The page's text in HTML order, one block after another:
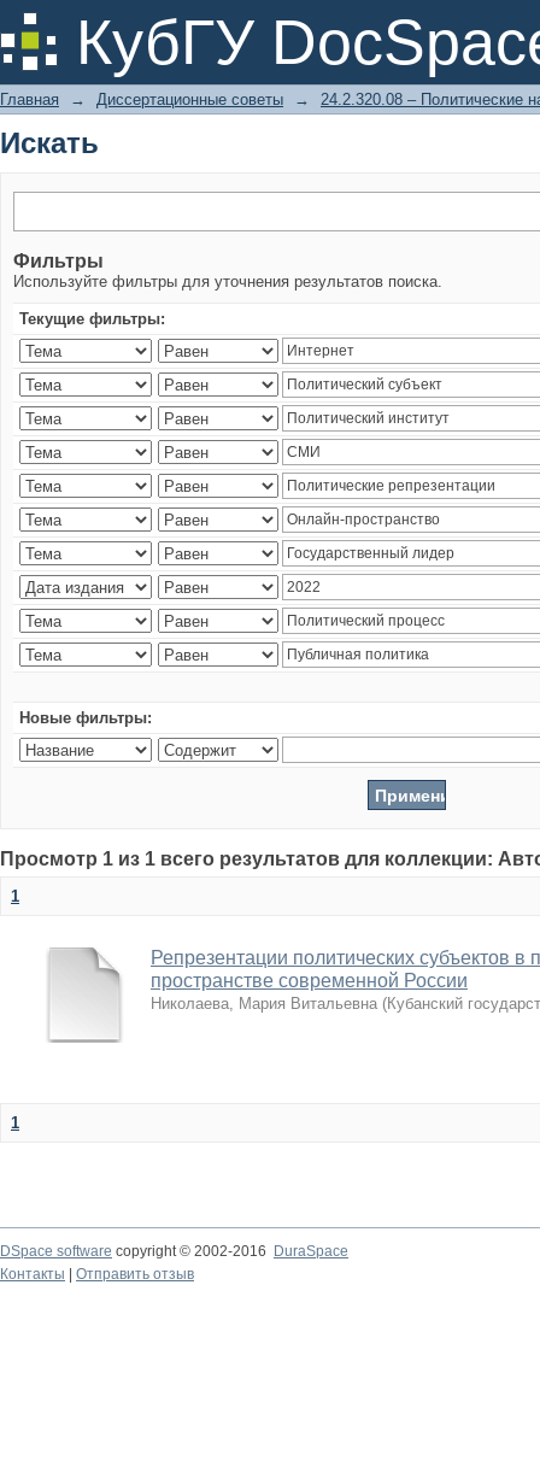
КубГУ
Искать
Главная → Диссертационные советы → 24.2.320.08 – Политические
Искать
Фильтры
Используйте фильтры для уточнения результатов поиска.
Текущие фильтры:
Новые фильтры:
Просмотр 1 из 1 всего результатов для коллекции:
1
Репрезентации политических субъектов в
пространстве современной России
Николаева, Мария Витальевна (Кубанский
1
DSpace software copyright © 2002-2016
DuraSpace
Контакты
Отправить отзыв